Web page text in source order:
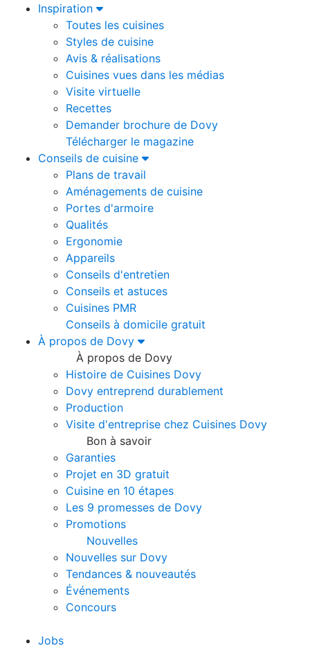
Inspiration
Toutes les cuisines
Styles de cuisine
Avis & réalisations
Cuisines vues dans les médias
Visite virtuelle
Recettes
Demander brochure de Dovy
Télécharger le magazine
Conseils de cuisine
Plans de travail
Aménagements de cuisine
Portes d'armoire
Qualités
Ergonomie
Appareils
Conseils d'entretien
Conseils et astuces
Cuisines PMR
Conseils à domicile gratuit
À propos de Dovy
À propos de Dovy
Histoire de Cuisines Dovy
Dovy entreprend durablement
Production
Visite d'entreprise chez Cuisines Dovy
Bon à savoir
Garanties
Projet en 3D gratuit
Cuisine en 10 étapes
Les 9 promesses de Dovy
Promotions
Nouvelles
Nouvelles sur Dovy
Tendances & nouveautés
Événements
Concours
Jobs